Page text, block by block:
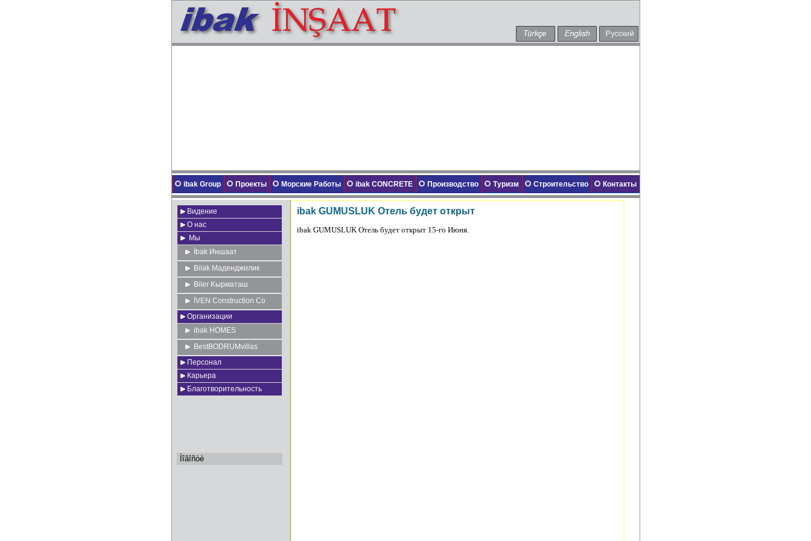
ibak Group Проекты Морские Работы ibak CONCRETE Производство Туризм Строительство Контакты
Видение
О нас
Мы
İbak Иншаат
Bilak Маденджилик
Biler Kырматаш
İVEN Construction Co
Организации
ibak HOMES
BestBODRUMvillas
Персонал
Карьера
Благотворительность
ibak GUMUSLUK Отель будет открыт
ibak GUMUSLUK Отель будет открыт 15-го Июня.
Íîâîñòè